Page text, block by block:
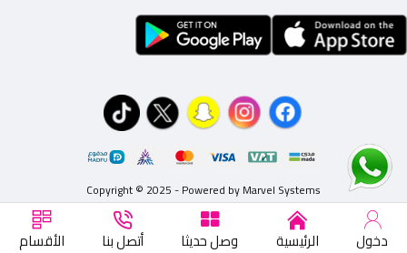
Copyright © 2025 - Powered by Marvel Systems
دخول الرئيسية وصل حديثا أتصل بنا الأقسام